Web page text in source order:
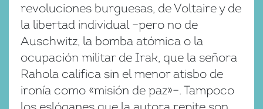
revoluciones burguesas, de Voltaire y de
la libertad individual –pero no de
Auschwitz, la bomba atómica o la
ocupación militar de Irak, que la señora
Rahola califica sin el menor atisbo de
ironía como «misión de paz»–. Tampoco